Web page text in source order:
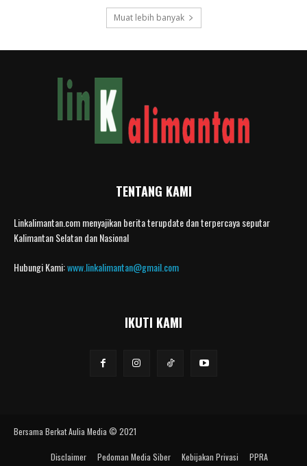
Muat lebih banyak
TENTANG KAMI
Linkalimantan.com menyajikan berita terupdate dan terpercaya seputar
Kalimantan Selatan dan Nasional
Hubungi Kami:www.linkalimantan@gmail.com
IKUTI KAMI
Bersama Berkat Aulia Media © 2021
Disclaimer Pedoman Media Siber Kebijakan Privasi PPRA